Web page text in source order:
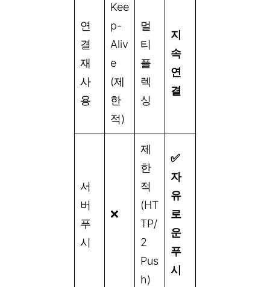
연
결
재
사
용
Kee
p-
Aliv
e
(제
한
적)
멀
티
플
렉
싱
지
속
연
결
서
버
푸
시
❌
제
한
적
(HT
TP/
2
Pus
h)
✅
자
유
로
운
푸
시